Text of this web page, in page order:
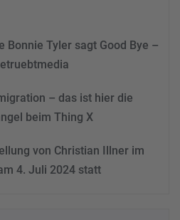
Bonnie Tyler sagt Good Bye –
– das ist hier die
beim Thing X
von Christian Illner im
4. Juli 2024 statt